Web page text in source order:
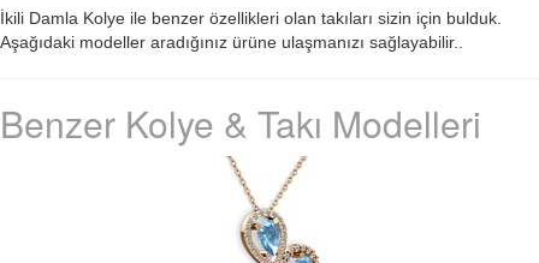
İkili Damla Kolye ile benzer özellikleri olan takıları sizin için bulduk.
Aşağıdaki modeller aradığınız ürüne ulaşmanızı sağlayabilir..
Benzer Kolye & Takı Modelleri